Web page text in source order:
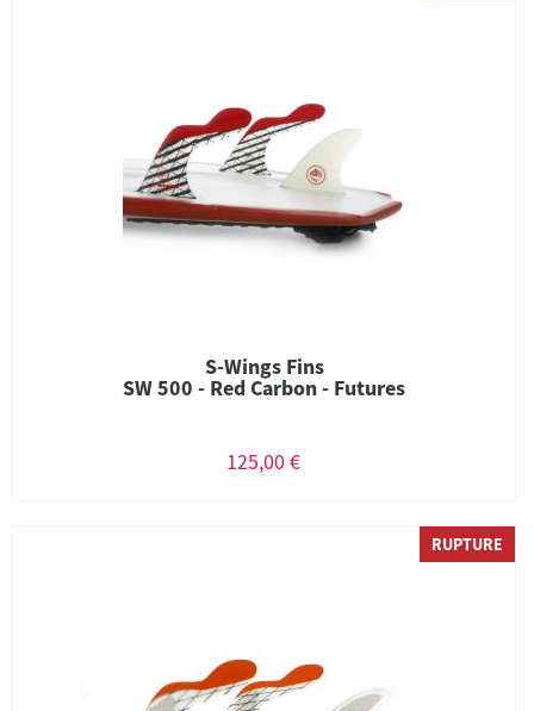
S-Wings Fins
SW 500 - Red Carbon - Futures
125,00 €
RUPTURE